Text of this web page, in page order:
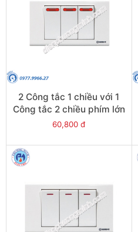
2 Công tắc 1 chiều với 1
Công tắc 2 chiều phím lớn
có đèn báo đỏ - Model
60,800 đ